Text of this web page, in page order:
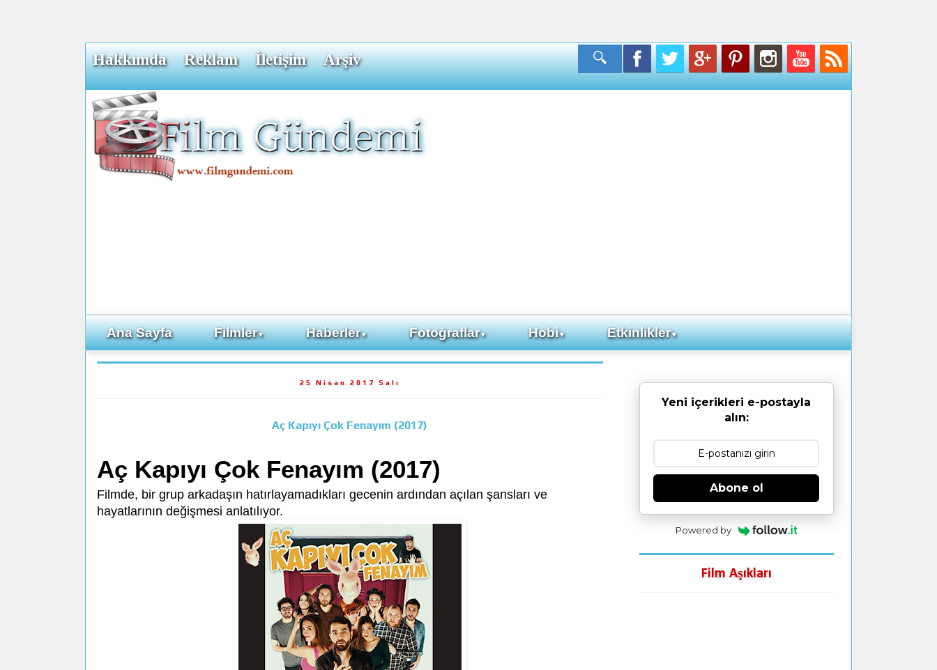
Hakkımda Reklam İletişim Arşiv
Ana Sayfa Filmler▼ Haberler▼ Fotoğraflar▼ Hobi▼ Etkinlikler▼
25 Nisan 2017 Salı
Aç Kapıyı Çok Fenayım (2017)
Aç Kapıyı Çok Fenayım (2017)
Filmde, bir grup arkadaşın hatırlayamadıkları gecenin ardından açılan şansları ve
hayatlarının değişmesi anlatılıyor.
Yeni içerikleri e-postayla
alın:
Abone ol
Powered by
Film Aşıkları